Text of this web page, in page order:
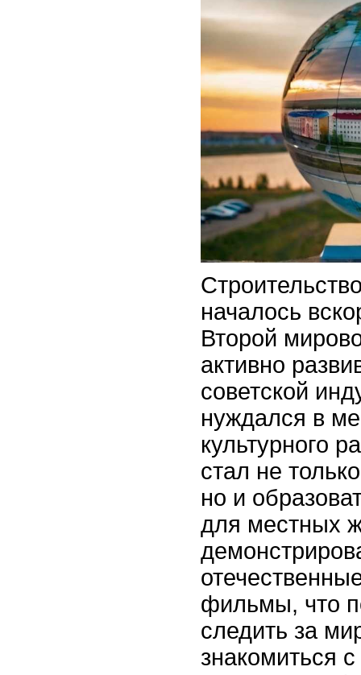
началось
Второй
активно
советской
нуждался в
культурного
стал не
но и
для местных
фильмы, что
следить за
знакомиться